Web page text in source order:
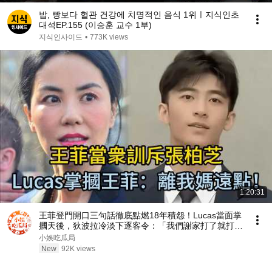
밥, 빵보다 혈관 건강에 치명적인 음식 1위ㅣ지식인초
대석EP.155 (이승훈 교수 1부)
지식인사이드 • 773K views
1:20:31
王菲登門開口三句話徹底點燃18年積怨！Lucas當面掌
摑天後，狄波拉冷淡下逐客令：「我們謝家打了就打
了！」 #王菲 #謝霆鋒 #張柏芝 #Lucas #謝振軒
小娛吃瓜局
New 92K views